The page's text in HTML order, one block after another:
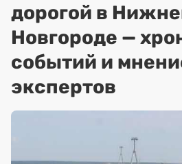
дорогой в
Новгороде —
событий и
экспертов